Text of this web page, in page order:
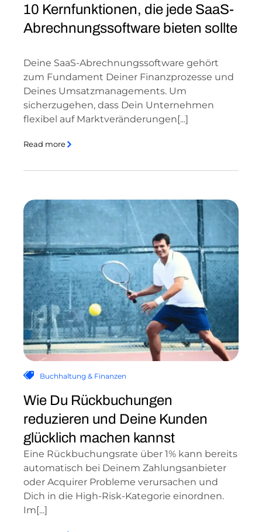
10 Kernfunktionen, die jede SaaS-
Abrechnungssoftware bieten sollte
Deine SaaS-Abrechnungssoftware gehört
zum Fundament Deiner Finanzprozesse und
Deines Umsatzmanagements. Um
sicherzugehen, dass Dein Unternehmen
flexibel auf Marktveränderungen[...]
Read more
Buchhaltung & Finanzen
Wie Du Rückbuchungen
reduzieren und Deine Kunden
glücklich machen kannst
Eine Rückbuchungsrate über 1% kann bereits
automatisch bei Deinem Zahlungsanbieter
oder Acquirer Probleme verursachen und
Dich in die High-Risk-Kategorie einordnen.
Im[...]